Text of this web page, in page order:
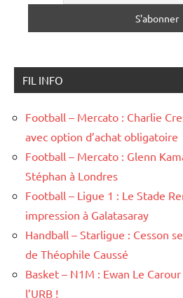
FIL INFO
Football – Mercato : Charlie
avec option d’achat obligatoire
Football – Mercato : Glenn
Stéphan à Londres
Football – Ligue 1 : Le Stade
impression à Galatasaray
Handball – Starligue : Cesson
de Théophile Caussé
Basket – N1M : Ewan Le
l’URB !